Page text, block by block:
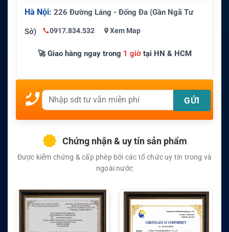
Hà Nội: 226 Đường Láng - Đống Đa (Gần Ngã Tư
Sở) 0917.834.532 Xem Map
🚀 Giao hàng ngay trong 1 giờtại HN & HCM
Chứng nhận & uy tín sản phẩm
Được kiểm chứng & cấp phép bởi các tổ chức uy tín trong và
ngoài nước